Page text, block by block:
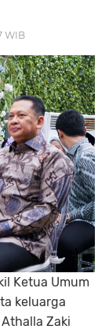
WIB
Ketua Umum
keluarga
Zaki